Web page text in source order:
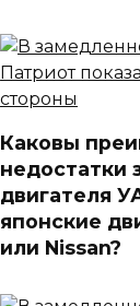
Каковы
недостатки
двигателя
японские
или Nissan?